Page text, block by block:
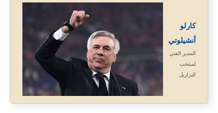
كارلو
أنشيلوتي
المدير الفني
لمنتخب
البرازيل